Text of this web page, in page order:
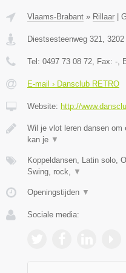
Vlaams-Brabant » Rillaar
Diestsesteenweg 321, 3202
Tel: 0497 73 08 72, Fax: -,
E-mail › Dansclub RETRO
Website: http://
Wil je vlot leren dansen om
kan je ▼
Koppeldansen, Latin solo,
Swing, rock, ▼
Openingstijden ▼
Sociale media: